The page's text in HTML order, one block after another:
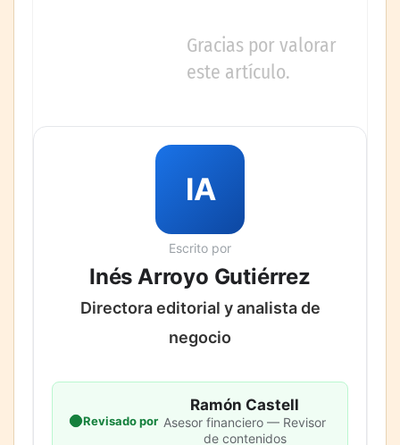
Gracias por valorar
este artículo.
IA
Escrito por
Inés Arroyo Gutiérrez
Directora editorial y analista de
negocio
Revisado por
Ramón Castell
Asesor financiero — Revisor
de contenidos